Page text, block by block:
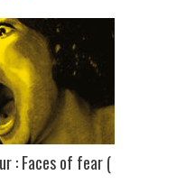
: Faces of fear (